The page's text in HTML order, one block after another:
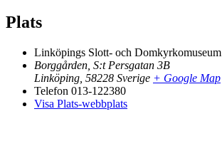
Plats
Linköpings Slott- och Domkyrkomuseum
Borggården, S:t Persgatan 3B
Linköping 58228 Sverige + Google Map
Telefon 013-122380
Visa Plats-webbplats